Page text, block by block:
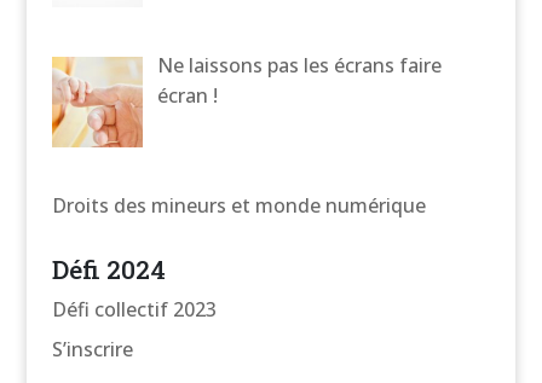
Ne laissons pas les écrans faire
écran !
Droits des mineurs et monde numérique
Défi 2024
Défi collectif 2023
S’inscrire